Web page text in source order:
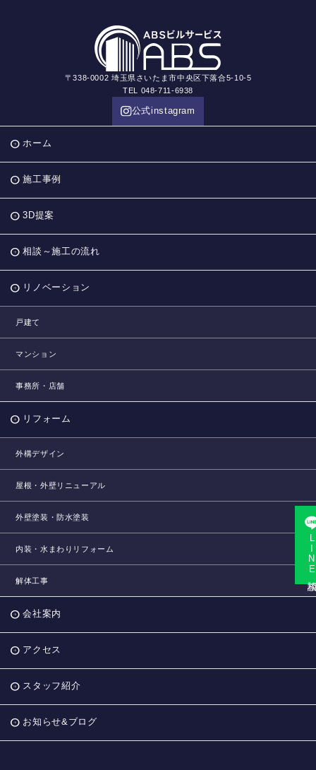
〒338-0002 埼玉県さいたま市中央区下落合5-10-5
TEL 048-711-6938
公式instagram
ホーム
施工事例
3D提案
相談～施工の流れ
リノベーション
戸建て
マンション
事務所・店舗
リフォーム
外構デザイン
屋根・外壁リニューアル
外壁塗装・防水塗装
内装・水まわりリフォーム
解体工事
会社案内
アクセス
スタッフ紹介
お知らせ&ブログ